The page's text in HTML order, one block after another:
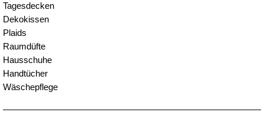
Tagesdecken
Dekokissen
Plaids
Raumdüfte
Hausschuhe
Handtücher
Wäschepflege